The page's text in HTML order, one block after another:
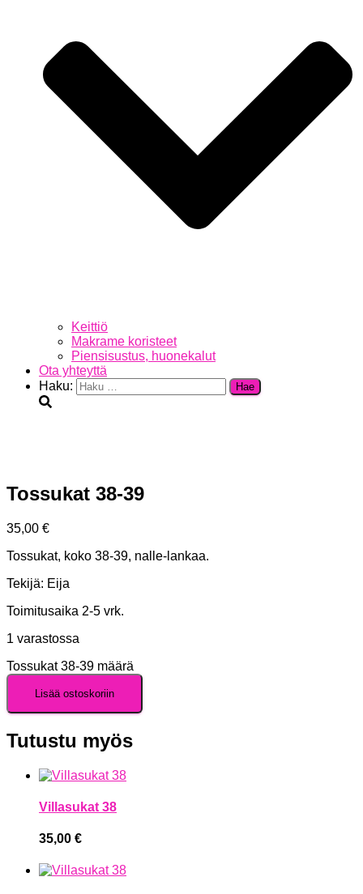
Keittiö
Makrame koristeet
Piensisustus, huonekalut
Ota yhteyttä
Haku:
Tossukat 38-39
35,00 €
Tossukat, koko 38-39, nalle-lankaa.
Tekijä: Eija
Toimitusaika 2-5 vrk.
1 varastossa
Tossukat 38-39 määrä
Lisää ostoskoriin
Tutustu myös
Villasukat 38
35,00 €